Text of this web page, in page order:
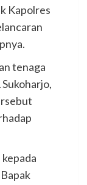
Kapolres
tenaga